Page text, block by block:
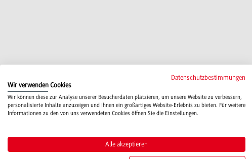
Datenschutzbestimmungen
Wir verwenden Cookies
Wir können diese zur Analyse unserer Besucherdaten platzieren, um unsere Website zu verbessern,
personalisierte Inhalte anzuzeigen und Ihnen ein großartiges Website-Erlebnis zu bieten. Für weitere
Informationen zu den von uns verwendeten Cookies öffnen Sie die Einstellungen.
Alle akzeptieren